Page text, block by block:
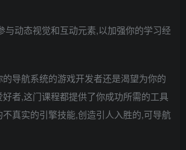
与动态视觉和互动元素,以加强你的学习经
导航系统的游戏开发者还是渴望为你的
者,这门课程都提供了你成功所需的工具
真实的引擎技能,创造引人入胜的,可导航